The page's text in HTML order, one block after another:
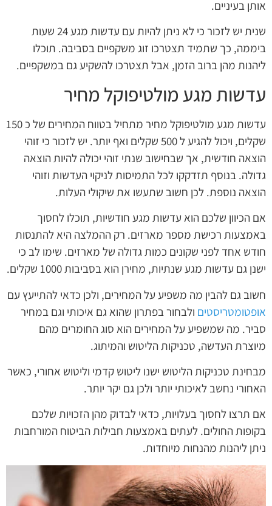
אותן בעיניים.
שנית יש לזכור כי לא ניתן להיות עם עדשות מגע 24 שעות
ביממה, כך שתמיד תצטרכו זוג משקפיים בסביבה. תוכלו
ליהנות מהן ברוב הזמן, אבל תצטרכו להשקיע גם במשקפיים.
עדשות מגע מולטיפוקל מחיר
עדשות מגע מולטיפוקל מחיר מתחיל בטווח המחירים של כ 150
שקלים, ויכול להגיע ל 500 שקלים ואף יותר. יש לזכור כי זוהי
הוצאה חודשית, אך שבחישוב שנתי זוהי יכולה להיות הוצאה
גדולה. בנוסף תזדקקו לכל התמיסות לניקוי העדשות וזוהי
הוצאה נוספת. לכן חשוב שתעשו את שיקולי העלות.
אם הכיוון שלכם הוא עדשות מגע חודשיות, תוכלו לחסוך
באמצעות רכישת מספר מארזים. רק ההמלצה היא להתנסות
חודש אחד לפני שקונים כמות גדולה של מארזים. שימו לב כי
ישנן גם עדשות מגע שנתיות, מחירן הוא בסביבות 1000 שקלים.
חשוב גם להבין מה משפיע על המחירים, ולכן כדאי להתייעץ עם
אופטומטריסטים ולבחור בפתרון שהוא גם איכותי וגם במחיר
סביר. מה שמשפיע על המחירים הוא סוג החומרים מהם
מיוצרת העדשה, טכניקות הליטוש והמיתוג.
מבחינת טכניקות הליטוש ישנו ליטוש קדמי וליטוש אחורי, כאשר
האחורי נחשב לאיכותי יותר ולכן גם יקר יותר.
אם תרצו לחסוך בעלויות, כדאי לבדוק מהן הזכויות שלכם
בקופות החולים. לעתים באמצעות חבילות הביטוח המורחבות
ניתן ליהנות מהנחות מיוחדות.